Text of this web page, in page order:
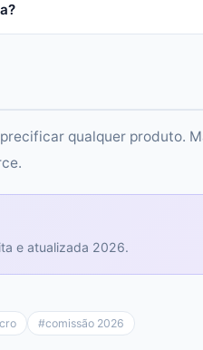
qualquer produto.
e atualizada 2026.
#comissão 2026